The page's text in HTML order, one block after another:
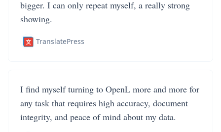
bigger. I can only repeat myself, a really strong
showing.
TranslatePress
I find myself turning to OpenL more and more for
any task that requires high accuracy, document
integrity, and peace of mind about my data.